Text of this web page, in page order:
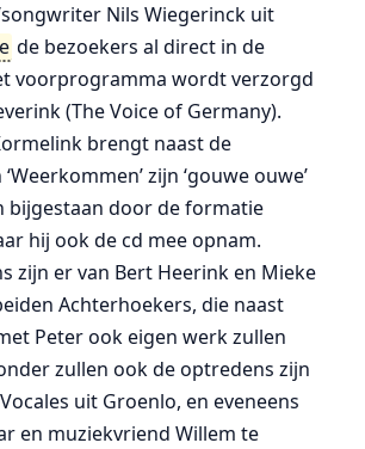
Nils Wiegerinck uit
de bezoekers al direct in de
voorprogramma wordt verzorgd
(The Voice of Germany).
brengt naast de
zijn ‘gouwe ouwe’
bijgestaan door de formatie
hij ook de cd mee opnam.
zijn er van Bert Heerink en Mieke
Achterhoekers, die naast
Peter ook eigen werk zullen
zullen ook de optredens zijn
uit Groenlo, en eveneens
en muziekvriend Willem te